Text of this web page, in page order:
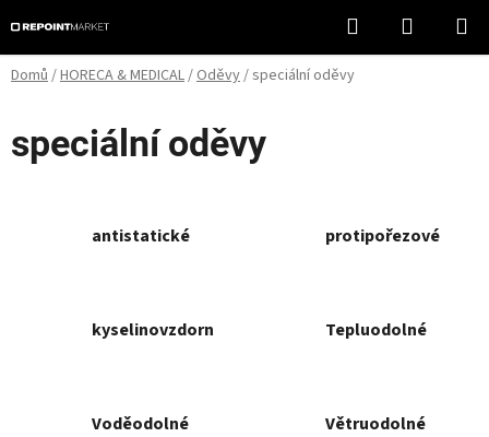
na
obsah
Hledat
KOŠÍK
Domů/HORECA & MEDICAL/Oděvy/speciální oděvy
speciální oděvy
antistatické protipořezové
kyselinovzdorné Tepluodolné
Voděodolné Větruodolné